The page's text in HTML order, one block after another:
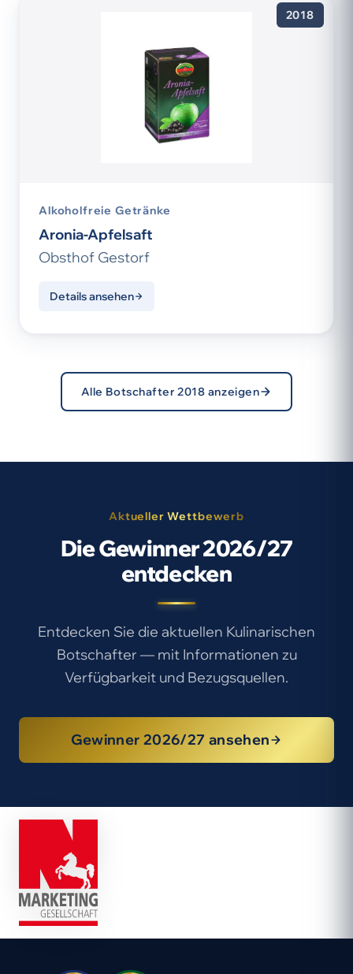
2018
Alkoholfreie Getränke
Aronia-Apfelsaft
Obsthof Gestorf
Details ansehen
Alle Botschafter 2018 anzeigen
Aktueller Wettbewerb
Die Gewinner 2026/27
entdecken
Entdecken Sie die aktuellen Kulinarischen
Botschafter — mit Informationen zu
Verfügbarkeit und Bezugsquellen.
Gewinner 2026/27 ansehen